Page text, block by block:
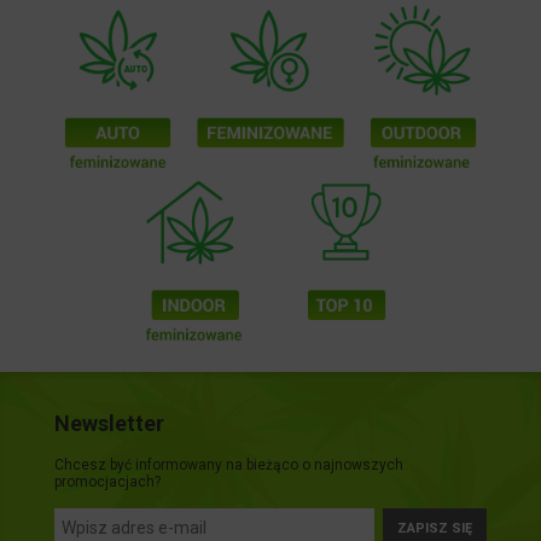
Newsletter
Chcesz być informowany na bieżąco o najnowszych
promocjacjach?
ZAPISZ SIĘ